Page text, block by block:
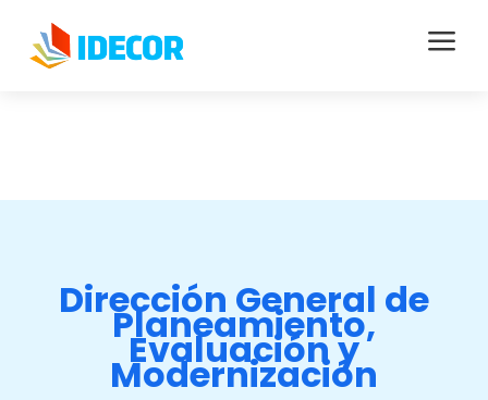
a
Dirección General de
Planeamiento,
Evaluación y
Modernización